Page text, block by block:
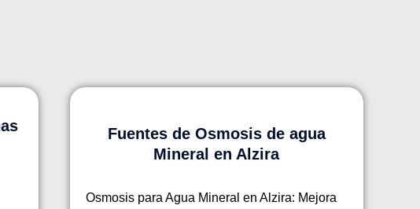
Fuentes de Osmosis de agua
Mineral en Alzira
Osmosis para Agua Mineral en Alzira: Mejora